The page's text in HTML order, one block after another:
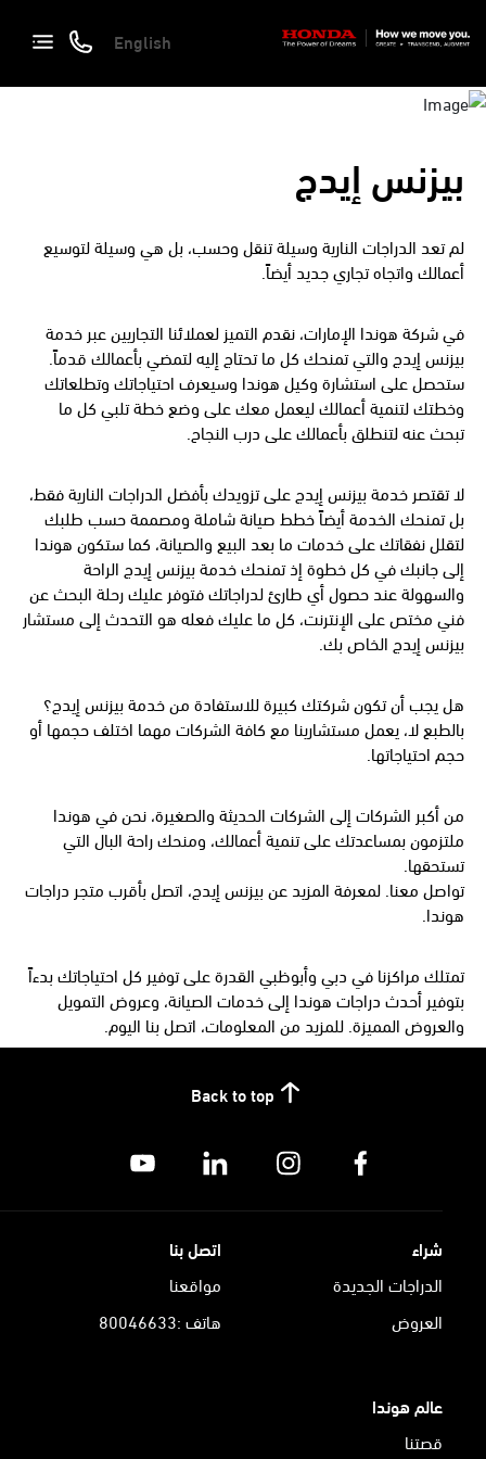
English
بيزنس إيدج
لم تعد الدراجات النارية وسيلة تنقل وحسب، بل هي وسيلة لتوسيع
أعمالك واتجاه تجاري جديد أيضاً.
في شركة هوندا الإمارات، نقدم التميز لعملائنا التجاريين عبر خدمة
بيزنس إيدج والتي تمنحك كل ما تحتاج إليه لتمضي بأعمالك قدماً.
ستحصل على استشارة وكيل هوندا وسيعرف احتياجاتك وتطلعاتك
وخطتك لتنمية أعمالك ليعمل معك على وضع خطة تلبي كل ما
تبحث عنه لتنطلق بأعمالك على درب النجاح.
لا تقتصر خدمة بيزنس إيدج على تزويدك بأفضل الدراجات النارية فقط،
بل تمنحك الخدمة أيضاً خطط صيانة شاملة ومصممة حسب طلبك
لتقلل نفقاتك على خدمات ما بعد البيع والصيانة، كما ستكون هوندا
إلى جانبك في كل خطوة إذ تمنحك خدمة بيزنس إيدج الراحة
والسهولة عند حصول أي طارئ لدراجاتك فتوفر عليك رحلة البحث عن
فني مختص على الإنترنت، كل ما عليك فعله هو التحدث إلى مستشار
بيزنس إيدج الخاص بك.
هل يجب أن تكون شركتك كبيرة للاستفادة من خدمة بيزنس إيدج؟
بالطبع لا، يعمل مستشارينا مع كافة الشركات مهما اختلف حجمها أو
حجم احتياجاتها.
من أكبر الشركات إلى الشركات الحديثة والصغيرة، نحن في هوندا
ملتزمون بمساعدتك على تنمية أعمالك، ومنحك راحة البال التي
تستحقها.
تواصل معنا. لمعرفة المزيد عن بيزنس إيدج، اتصل بأقرب متجر دراجات
هوندا.
تمتلك مراكزنا في دبي وأبوظبي القدرة على توفير كل احتياجاتك بدءاً
بتوفير أحدث دراجات هوندا إلى خدمات الصيانة، وعروض التمويل
والعروض المميزة. للمزيد من المعلومات، اتصل بنا اليوم.
Back to top
شراء
الدراجات الجديدة
العروض
اتصل بنا
مواقعنا
هاتف :80046633
عالم هوندا
قصتنا